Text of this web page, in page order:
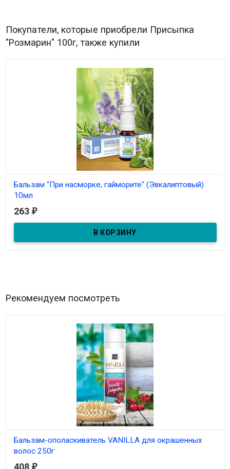
Покупатели, которые приобрели Присыпка
"Розмарин" 100г, также купили
Бальзам "При насморке, гайморите" (Эвкалиптовый)
10мл
В наличии
Бальзам-спрей "При насморке, гайморите" 10мл
263 ₽
Рекомендуем посмотреть
Бальзам-ополаскиватель VANILLA для окрашенных
волос 250г
408 ₽